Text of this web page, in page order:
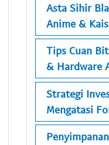
Asta Sihir
Anime &
Tips Cuan
& Hardware
Strategi
Mengatasi